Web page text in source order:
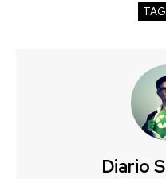
Diario